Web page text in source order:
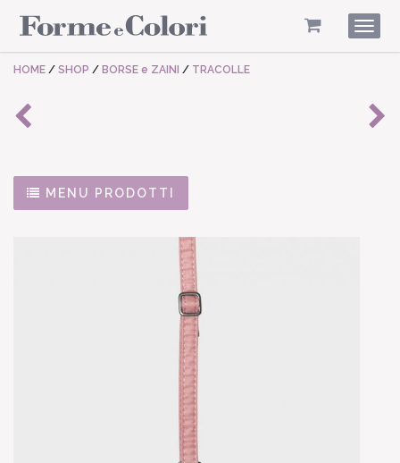
HOME / SHOP / BORSE e ZAINI / TRACOLLE
MENU PRODOTTI